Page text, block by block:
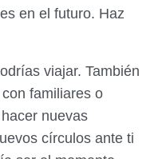
en el futuro. Haz
viajar. También
familiares o
nuevas
círculos ante ti